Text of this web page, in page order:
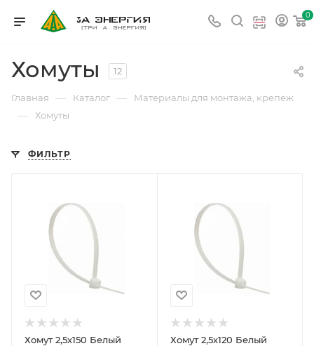
0
Хомуты 12
Главная — Каталог — Материалы для монтажа, крепеж
— Хомуты
ФИЛЬТР
Хомут 2,5х150 Белый
Хомут 2,5х120 Белый